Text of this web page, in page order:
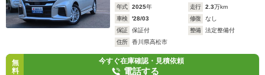
年式 2025年 走行 2.3万km
車検
'28/03 修復
なし
保証
保証付 整備
法定整備付
住所
香川県高松市
無
料
今すぐ在庫確認・見積依頼
電話する